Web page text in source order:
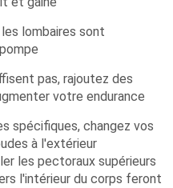
lombaires sont
pas, rajoutez des
votre endurance
spécifiques, changez vos
à l'extérieur
les pectoraux supérieurs
l'intérieur du corps feront